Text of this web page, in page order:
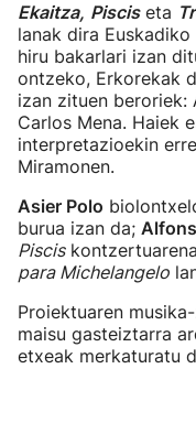
Ekaitza, Pisciseta
lanak dira
hiru bakarlari izan
ontzeko, Erkorekak
izan zituen beroriek:
Carlos Mena. Haiek
interpretazioekin
Miramonen.
Asier Polo
burua izan da;
Piscis
para Michelangelo
Proiektuaren
maisu gasteiztarra
etxeak merkaturatu